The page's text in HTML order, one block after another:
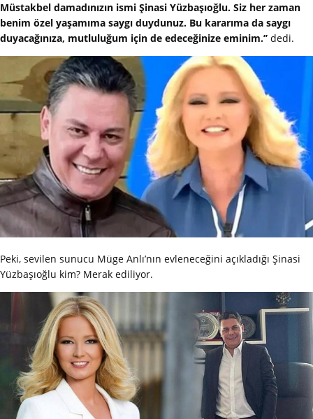
Müstakbel damadınızın ismi Şinasi Yüzbaşıoğlu. Siz her zaman
benim özel yaşamıma saygı duydunuz. Bu kararıma da saygı
duyacağınıza, mutluluğum için de edeceğinize eminim.’’ dedi.
Peki, sevilen sunucu Müge Anlı’nın evleneceğini açıkladığı Şinasi
Yüzbaşıoğlu kim? Merak ediliyor.